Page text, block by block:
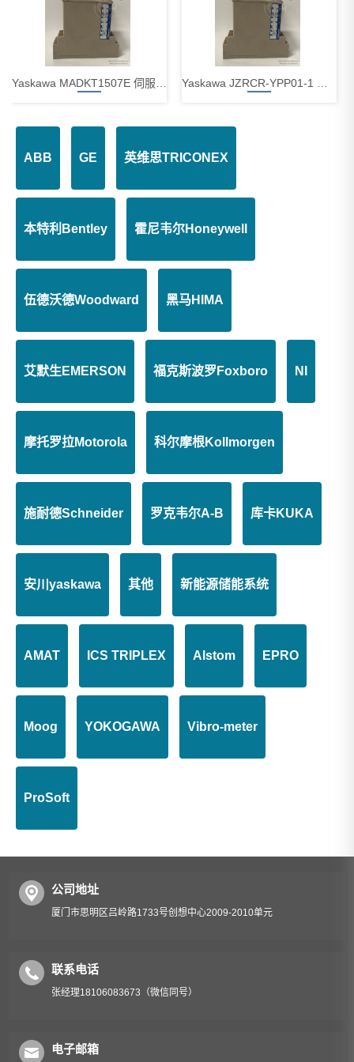
Yaskawa JZRCR-NPP01B-1 伺服驱动器
Yaskawa JANCD-NIF01-1 伺服驱动器
ABB GE 英维思TRICONEX
本特利Bentley 霍尼韦尔Honeywell
伍德沃德Woodward 黑马HIMA
艾默生EMERSON 福克斯波罗Foxboro NI
摩托罗拉Motorola 科尔摩根Kollmorgen
施耐德Schneider 罗克韦尔A-B 库卡KUKA
安川yaskawa 其他 新能源储能系统
AMAT ICS TRIPLEX Alstom EPRO
Moog YOKOGAWA Vibro-meter
ProSoft
公司地址
厦门市思明区吕岭路1733号创想中心2009-2010单元
联系电话
张经理18106083673（微信同号）
电子邮箱